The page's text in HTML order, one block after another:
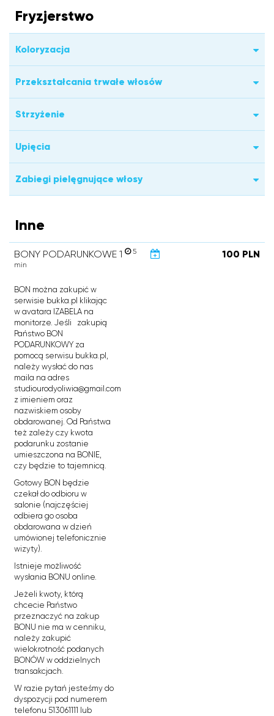
Fryzjerstwo
Koloryzacja
Przekształcania trwałe włosów
Strzyżenie
Upięcia
Zabiegi pielęgnujące włosy
Inne
BONY PODARUNKOWE 1
5
min
100 PLN
BON można zakupić w
serwisie bukka.pl klikając
w avatara IZABELA na
monitorze. Jeśli zakupią
Państwo BON
PODARUNKOWY za
pomocą serwisu bukka.pl,
należy wysłać do nas
maila na adres
studiourodyoliwia@gmail.com
z imieniem oraz
nazwiskiem osoby
obdarowanej. Od Państwa
też zależy czy kwota
podarunku zostanie
umieszczona na BONIE,
czy będzie to tajemnicą.
Gotowy BON będzie
czekał do odbioru w
salonie (najczęściej
odbiera go osoba
obdarowana w dzień
umówionej telefonicznie
wizyty).
Istnieje możliwość
wysłania BONU online.
Jeżeli kwoty, którą
chcecie Państwo
przeznaczyć na zakup
BONU nie ma w cenniku,
należy zakupić
wielokrotność podanych
BONÓW w oddzielnych
transakcjach.
W razie pytań jesteśmy do
dyspozycji pod numerem
telefonu 513061111 lub